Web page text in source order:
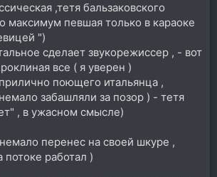
,тетя бальзаковского
максимум певшая только в караоке
")
сделает звукорежиссер , - вот
все ( я уверен )
поющего итальянца ,
забашляли за позор ) - тетя
, в ужасном смысле)
перенес на своей шкуре ,
потоке работал )